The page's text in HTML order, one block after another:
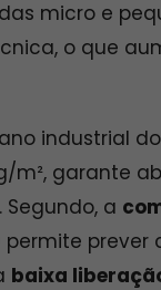
micro e
o que
industrial
m², garante
a
baixa